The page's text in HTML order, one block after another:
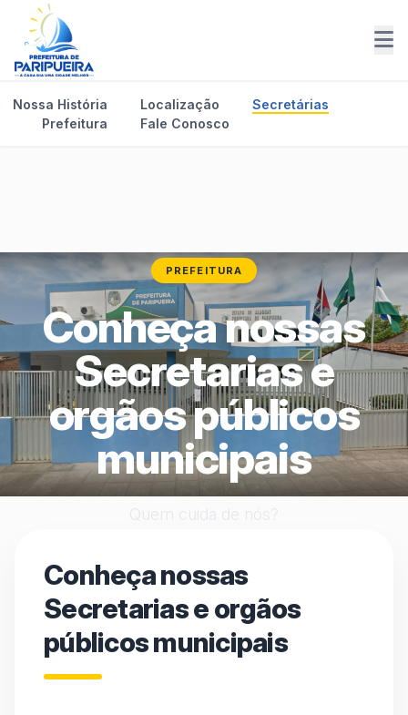
Nossa História Localização
Secretárias
Prefeitura
Fale Conosco
PREFEITURA
Conheça nossas
Secretarias e
orgãos públicos
municipais
Conheça nossas
Secretarias e orgãos
públicos municipais